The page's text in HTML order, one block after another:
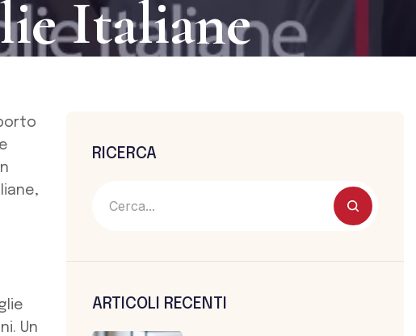
Italiane
Un
RICERCA
ARTICOLI RECENTI